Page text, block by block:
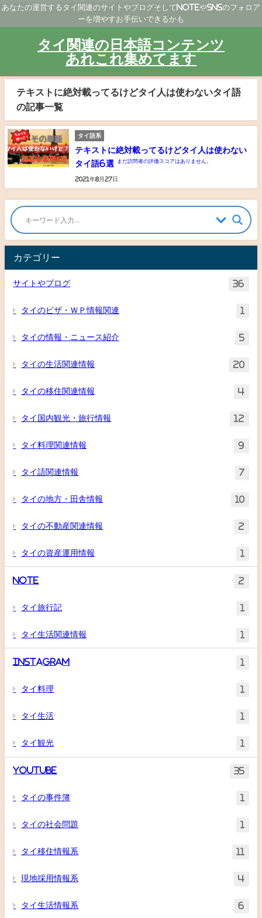
あなたの運営するタイ関連のサイトやブログそしてNoteやSNSのフォロア
ーを増やすお手伝いできるかも
タイ関連の日本語コンテンツ
あれこれ集めてます
テキストに絶対載ってるけどタイ人は使わないタイ語
の記事一覧
タイ語系
テキストに絶対載ってるけどタイ人は使わない
タイ語6選
まだ訪問者の評価スコアはありません。
2021年8月27日
カテゴリー
サイトやブログ 36
タイのビザ・ＷＰ情報関連 1
タイの情報・ニュース紹介 5
タイの生活関連情報 20
タイの移住関連情報 4
タイ国内観光・旅行情報 12
タイ料理関連情報 9
タイ語関連情報 7
タイの地方・田舎情報 10
タイの不動産関連情報 2
タイの資産運用情報 1
Note 2
タイ旅行記 1
タイ生活関連情報
Instagram
タイ料理
タイ生活
タイ観光
YouTube 35
タイの事件簿
タイの社会問題
タイ移住情報系
現地採用情報系 4
タイ生活情報系 6